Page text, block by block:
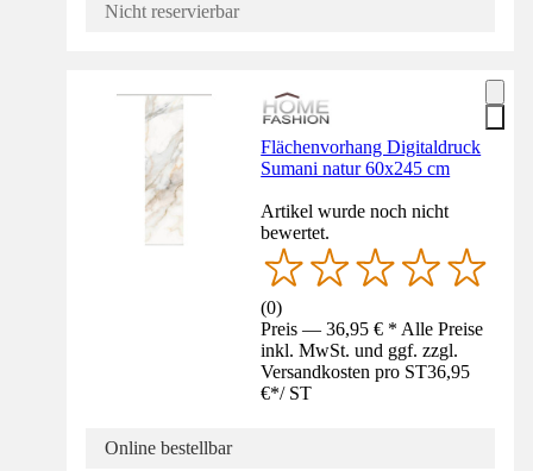
Nicht reservierbar
Flächenvorhang Digitaldruck
Sumani natur 60x245 cm
Artikel wurde noch nicht
bewertet.
(0)
Preis — 36,95 € * Alle Preise
inkl. MwSt. und ggf. zzgl.
Versandkosten pro ST36,95
€*/ ST
Online bestellbar